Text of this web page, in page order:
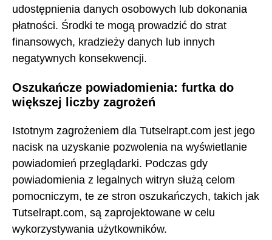
udostępnienia danych osobowych lub dokonania
płatności. Środki te mogą prowadzić do strat
finansowych, kradzieży danych lub innych
negatywnych konsekwencji.
Oszukańcze powiadomienia: furtka do
większej liczby zagrożeń
Istotnym zagrożeniem dla Tutselrapt.com jest jego
nacisk na uzyskanie pozwolenia na wyświetlanie
powiadomień przeglądarki. Podczas gdy
powiadomienia z legalnych witryn służą celom
pomocniczym, te ze stron oszukańczych, takich jak
Tutselrapt.com, są zaprojektowane w celu
wykorzystywania użytkowników.